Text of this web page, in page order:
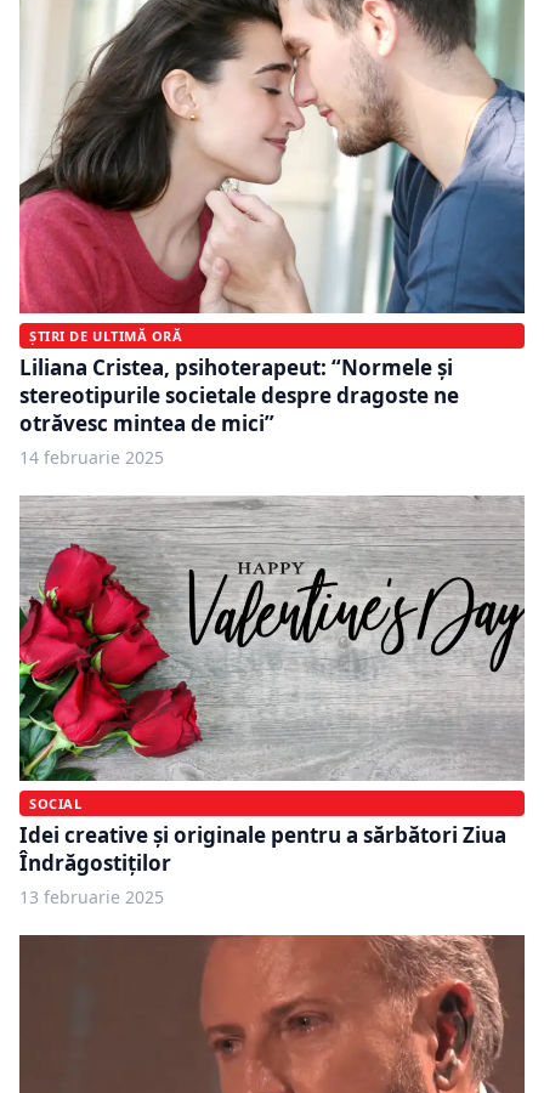
ȘTIRI DE ULTIMĂ ORĂ
Liliana Cristea, psihoterapeut: “Normele și
stereotipurile societale despre dragoste ne
otrăvesc mintea de mici”
14 februarie 2025
SOCIAL
Idei creative și originale pentru a sărbători Ziua
Îndrăgostiților
13 februarie 2025